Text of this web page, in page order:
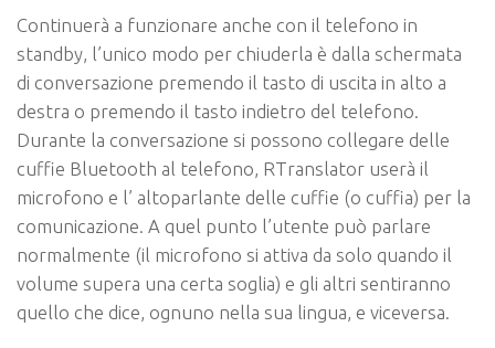
Continuerà a funzionare anche con il telefono in
standby, l’unico modo per chiuderla è dalla schermata
di conversazione premendo il tasto di uscita in alto a
destra o premendo il tasto indietro del telefono.
Durante la conversazione si possono collegare delle
cuffie Bluetooth al telefono, RTranslator userà il
microfono e l’ altoparlante delle cuffie (o cuffia) per la
comunicazione. A quel punto l’utente può parlare
normalmente (il microfono si attiva da solo quando il
volume supera una certa soglia) e gli altri sentiranno
quello che dice, ognuno nella sua lingua, e viceversa.